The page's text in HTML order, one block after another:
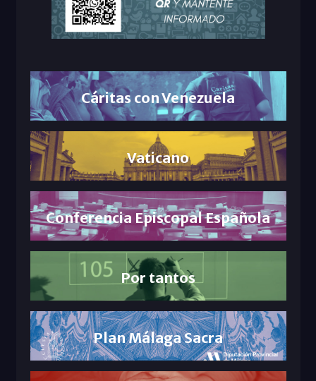
Cáritas con Venezuela
Vaticano
Conferencia Episcopal Española
Por tantos
Plan Málaga Sacra